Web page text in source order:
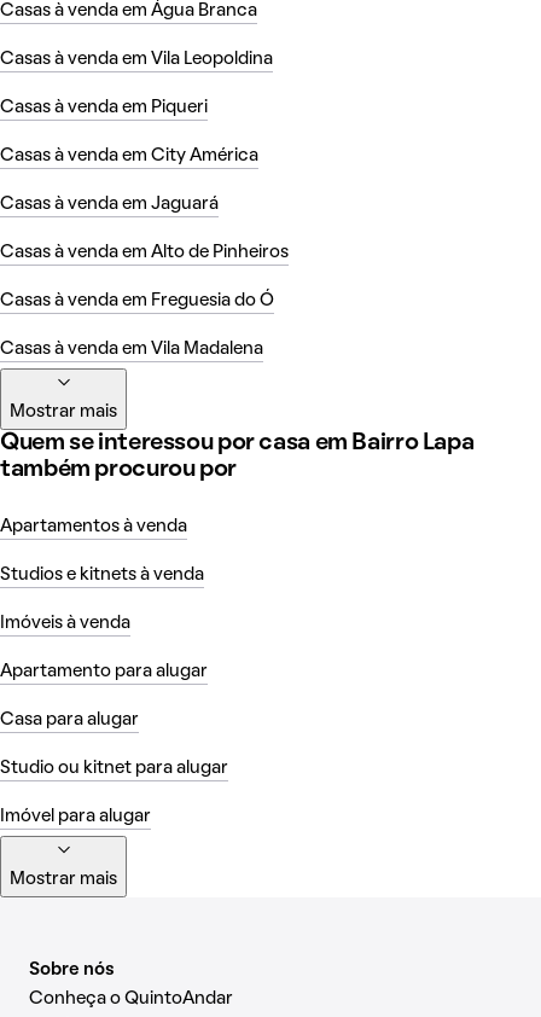
Casas à venda em Água Branca
Casas à venda em Vila Leopoldina
Casas à venda em Piqueri
Casas à venda em City América
Casas à venda em Jaguará
Casas à venda em Alto de Pinheiros
Casas à venda em Freguesia do Ó
Casas à venda em Vila Madalena
Mostrar mais
Quem se interessou por casa em Bairro Lapa
também procurou por
Apartamentos à venda
Studios e kitnets à venda
Imóveis à venda
Apartamento para alugar
Casa para alugar
Studio ou kitnet para alugar
Imóvel para alugar
Mostrar mais
Sobre nós
Conheça o QuintoAndar